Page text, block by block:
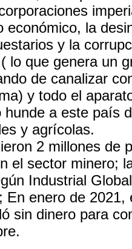
económico, la
y la
lo que genera un
de canalizar
y todo el
hunde a este país
y agrícolas.
2 millones de
el sector minero;
Industrial
En enero de 2021,
sin dinero para